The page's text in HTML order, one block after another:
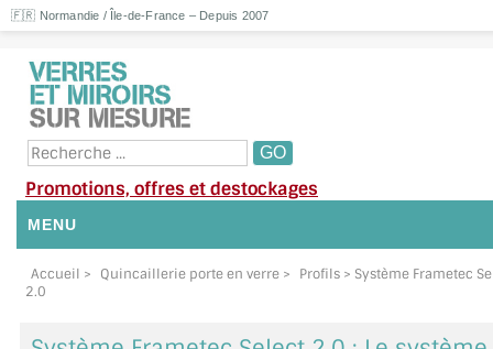
🇫🇷 Normandie / Île-de-France – Depuis 2007
Promotions, offres et destockages
MENU
NOUS CONTACTER
Accueil > Quincaillerie porte en verre > Profils > Système Frametec
2.0